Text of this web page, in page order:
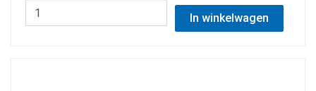
In winkelwagen